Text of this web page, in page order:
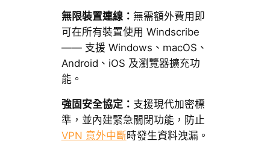
無限裝置連線： 無需額外費用即
可在所有裝置使用 Windscribe
—— 支援 Windows、macOS、
Android、iOS 及瀏覽器擴充功
能。
強固安全協定： 支援現代加密標
準，並內建緊急關閉功能，防止
VPN 意外中斷時發生資料洩漏。